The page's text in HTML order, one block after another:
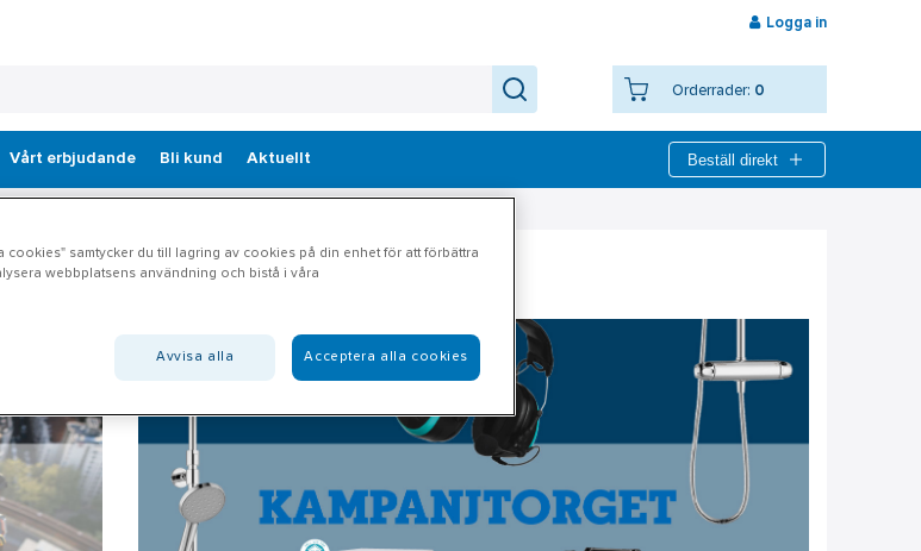
Logga in
Orderrader: 0
Vårt erbjudande Bli kund Aktuellt Beställ direkt
cookies" samtycker du till lagring av cookies på din enhet för att förbättra
webbplatsens användning och bistå i våra
Avvisa alla Acceptera alla cookies